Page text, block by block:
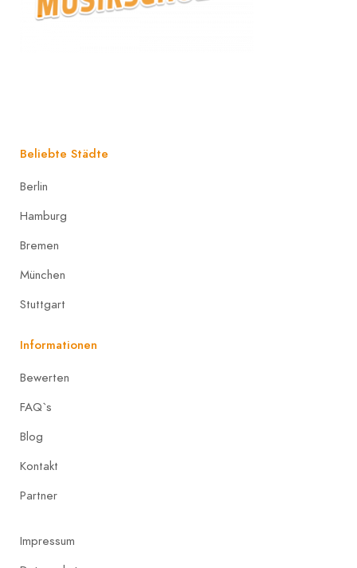
Beliebte Städte
Berlin
Hamburg
Bremen
München
Stuttgart
Informationen
Bewerten
FAQ`s
Blog
Kontakt
Partner
Impressum